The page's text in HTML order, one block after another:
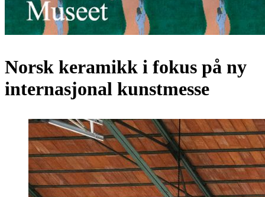
Norsk keramikk i fokus på ny
internasjonal kunstmesse